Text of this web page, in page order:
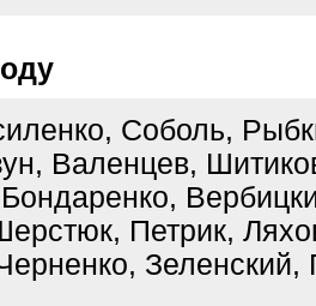
Соболь,
Валенцев,
Петрик,